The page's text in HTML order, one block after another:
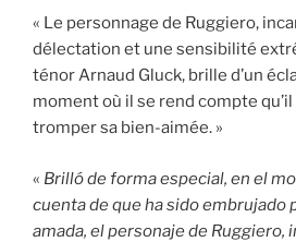
« Le personnage de Ruggiero,
délectation et une sensibilité
ténor Arnaud Gluck, brille d’un
moment où il se rend compte
tromper sa bien-aimée. »
« Brilló de forma especial, en el
cuenta de que ha sido embrujado
amada, el personaje de Ruggiero,